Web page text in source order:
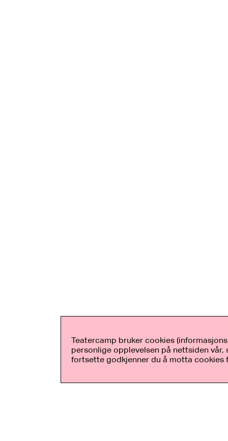
Teatercamp bruker cookies
personlige opplevelsen på nettsiden
fortsette godkjenner du å motta cookies